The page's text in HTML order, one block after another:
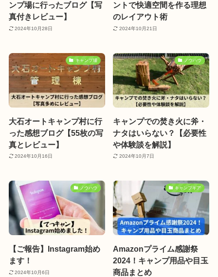
ンプ場に行ったブログ【写
真付きレビュー】
2024年10月28日
ントで快適空間を作る理想
のレイアウト術
2024年10月21日
キャンプ場
大石オートキャンプ村に行
った感想ブログ【55枚の写
真とレビュー】
2024年10月16日
ノウハウ
キャンプでの焚き火に斧・
ナタはいらない？【必要性
や体験談を解説】
2024年10月7日
ノウハウ
【ご報告】Instagram始め
ます！
2024年10月6日
キャンプギア
Amazonプライム感謝祭
2024！キャンプ用品や目玉
商品まとめ